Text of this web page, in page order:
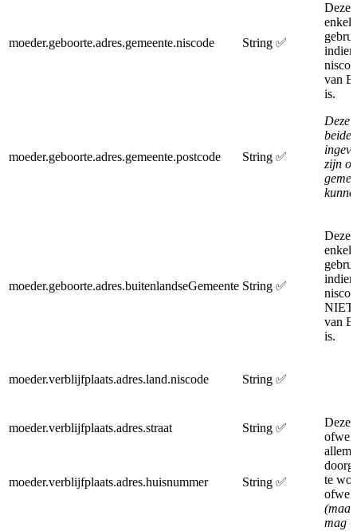
moeder.geboorte.adres.gemeente.niscode String ✅
Deze
enkel
indien
van
is.
Deze
beide
zijn
moeder.geboorte.adres.gemeente.postcode String ✅
moeder.geboorte.adres.buitenlandseGemeente String ✅
Deze
enkel
indien
NIET
van
is.
moeder.verblijfplaats.adres.land.niscode String ✅
moeder.verblijfplaats.adres.straat String ✅
Deze
ofwel
te
ofwel
(maar
mag
moeder.verblijfplaats.adres.huisnummer String ✅